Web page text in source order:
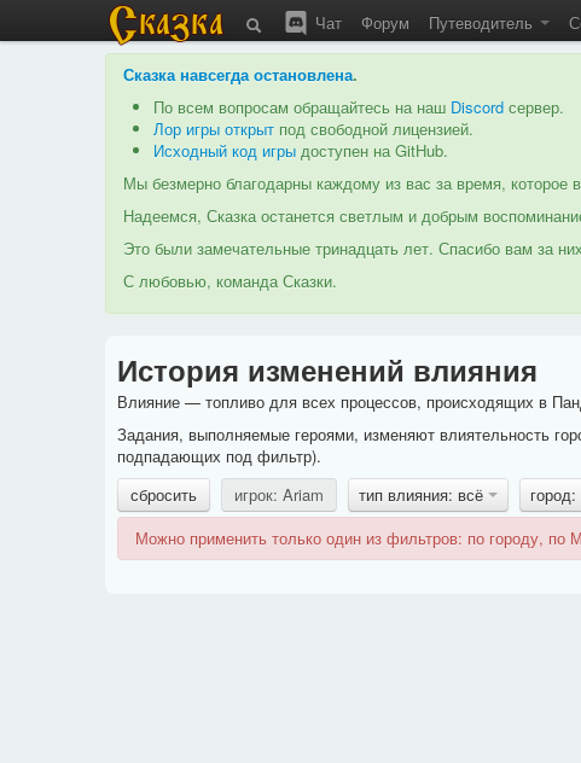
Чат Форум Путеводитель
Сказка навсегда остановлена.
По всем вопросам обращайтесь на наш Discord сервер.
Лор игры открыт под свободной лицензией.
Исходный код игры доступен на GitHub.
Мы безмерно благодарны каждому из вас за время, которое
Надеемся, Сказка останется светлым и добрым
Это были замечательные тринадцать лет. Спасибо вам за
С любовью, команда Сказки.
История изменений влияния
Влияние — топливо для всех процессов, происходящих в
Задания, выполняемые героями, изменяют влиятельность
подпадающих под фильтр).
сбросить
игрок: Ariam тип влияния: всё
Можно применить только один из фильтров: по городу, по